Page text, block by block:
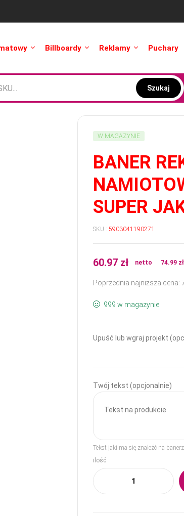
Billboardy Reklamy Puchary
Szukaj
W MAGAZYNIE
BANER
SUPER
SKU : 5903041190271
60.97 zł netto 74.99 zł
Poprzednia najniższa cena:
999 w magazynie
Upuść lub wgraj projekt
Twój tekst (opcjonalnie)
Tekst jaki ma się znaleźć na
ilość